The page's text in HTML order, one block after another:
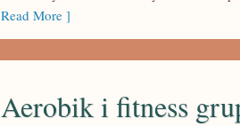
Read More ]
Aerobik i fitness